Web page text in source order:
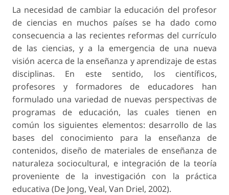
La necesidad de cambiar la educación del profesor
de ciencias en muchos países se ha dado como
consecuencia a las recientes reformas del currículo
de las ciencias, y a la emergencia de una nueva
visión acerca de la enseñanza y aprendizaje de estas
disciplinas. En este sentido, los científicos,
profesores y formadores de educadores han
formulado una variedad de nuevas perspectivas de
programas de educación, las cuales tienen en
común los siguientes elementos: desarrollo de las
bases del conocimiento para la enseñanza de
contenidos, diseño de materiales de enseñanza de
naturaleza sociocultural, e integración de la teoría
proveniente de la investigación con la práctica
educativa (De Jong, Veal, Van Driel, 2002).